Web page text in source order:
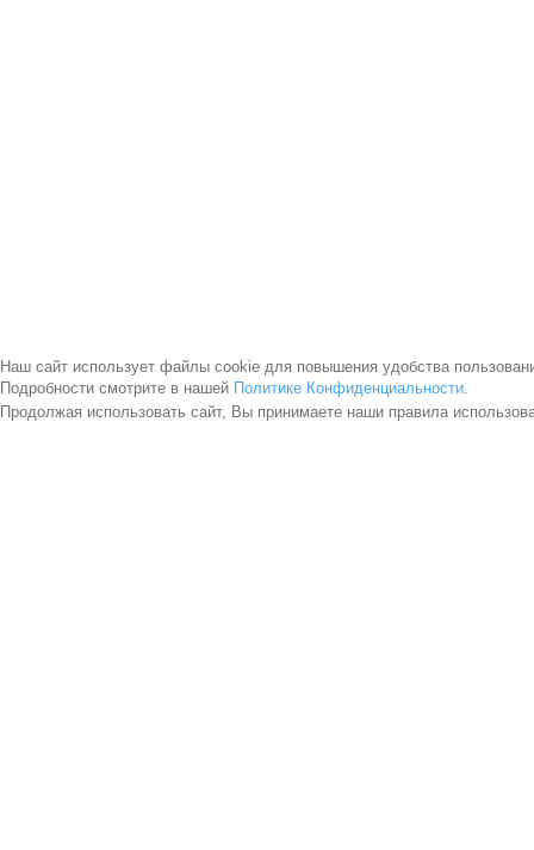
Наш сайт использует файлы cookie для повышения удобства
Подробности смотрите в нашей Политике Конфиденциальности.
Продолжая использовать сайт, Вы принимаете наши правила